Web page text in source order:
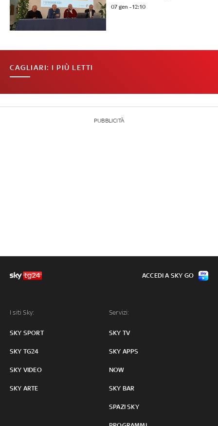
07 gen - 12:10
CAGLIARI: I PIÙ LETTI
PUBBLICITÀ
I siti Sky:
SKY SPORT
SKY TG24
SKY VIDEO
SKY ARTE
Servizi:
SKY TV
SKY APPS
NOW
SKY BAR
SPAZI SKY
ACCEDI A SKY GO